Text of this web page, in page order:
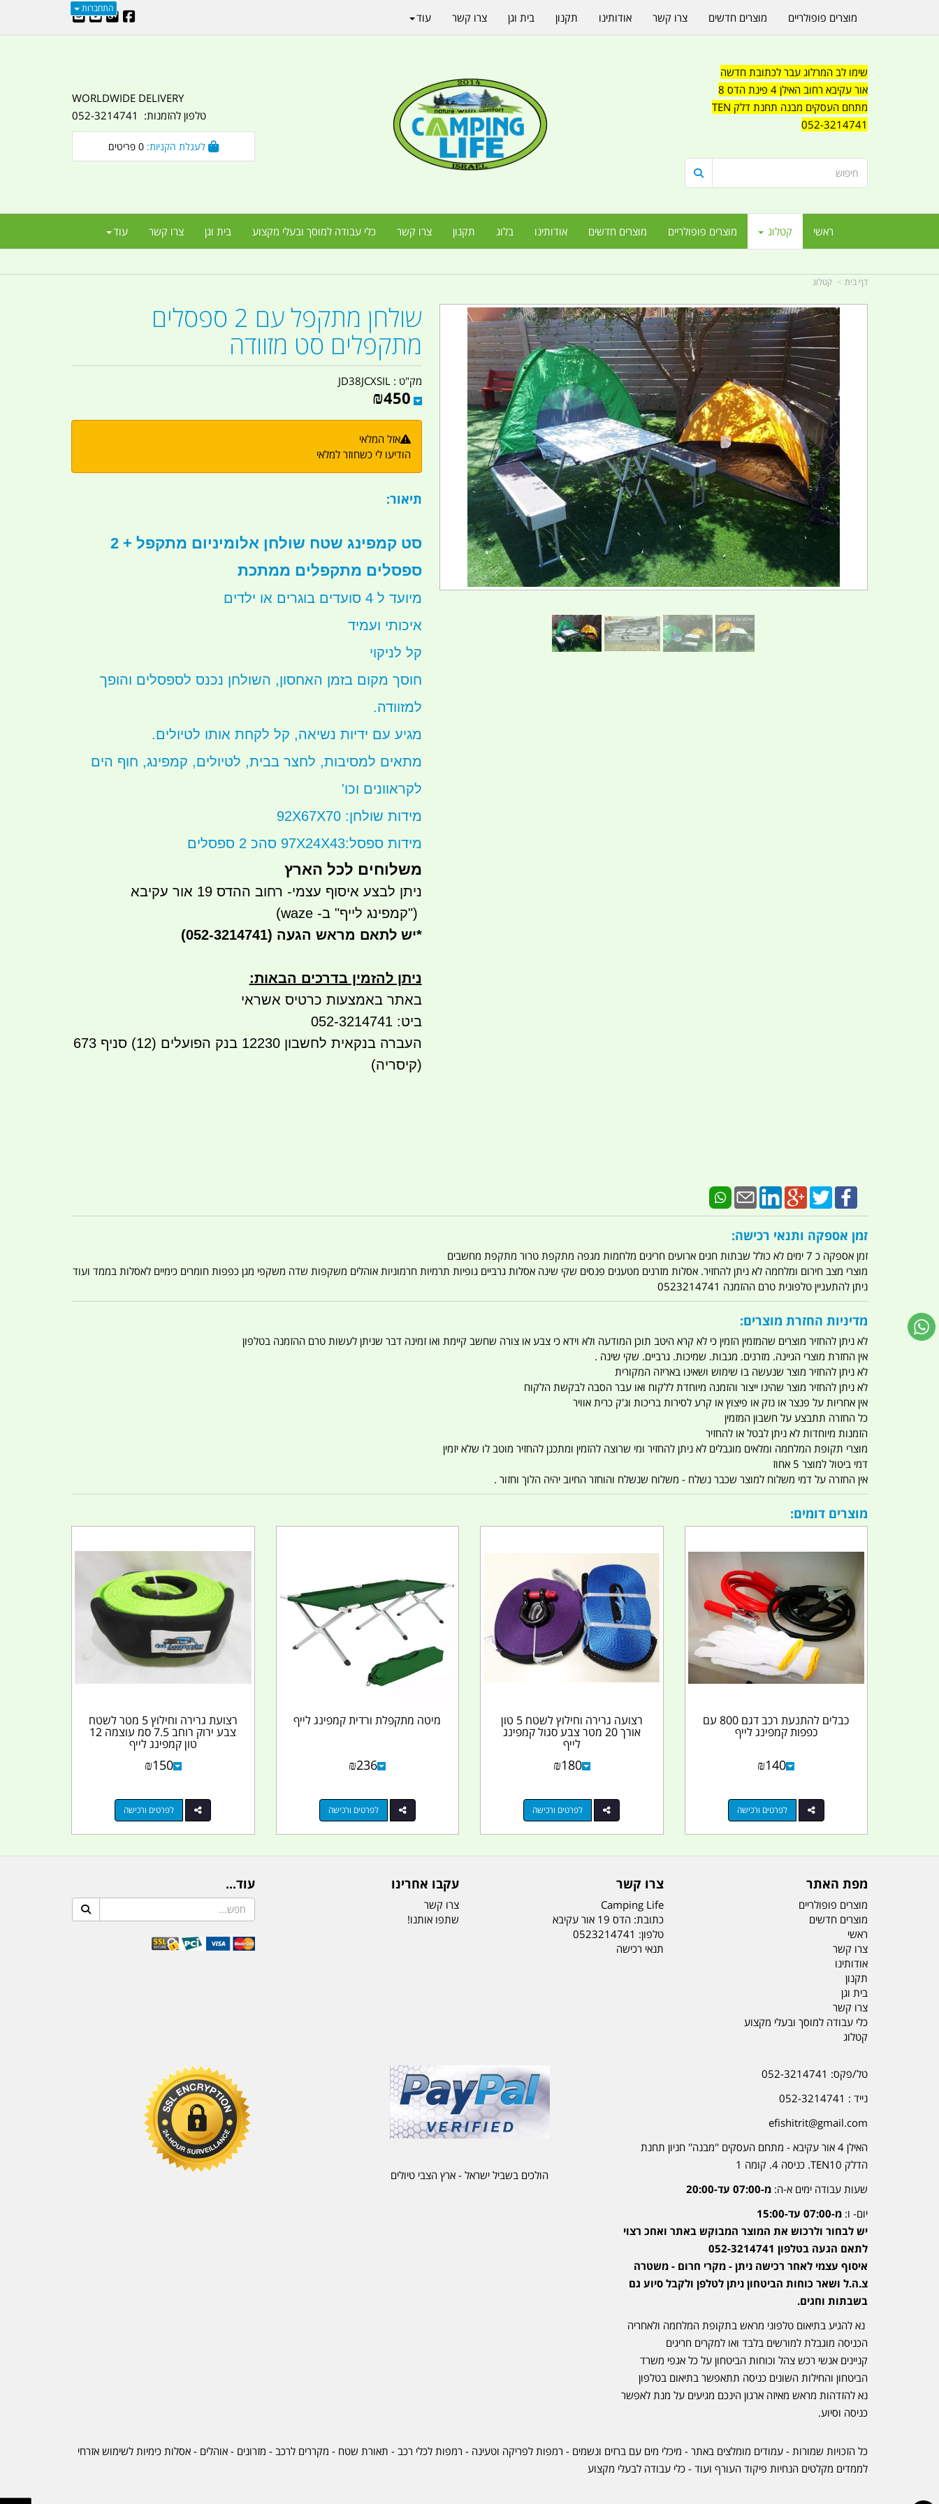
התחברות
שימו לב המרלוג עבר לכתובת חדשה
אור עקיבא רחוב האילן 4 פינת הדס 8
מתחם העסקים מבנה תחנת דלק TEN
052-3214741
WORLDWIDE DELIVERY
טלפון להזמנות: 052-3214741
0
ראשי קטלוג מוצרים פופולריים מוצרים חדשים אודותינו בלוג תקנון צרו קשר כלי עבודה למוסך ובעלי מקצוע בית וגן צרו קשר עוד
מוצרים פופולריים מוצרים חדשים צרו קשר אודותינו תקנון בית וגן צרו קשר עוד
דף בית קטלוג
שולחן מתקפל עם 2 ספסלים
מתקפלים סט מזוודה
מק"ט :JD38JCXSIL
₪450
אזל המלאי
הודיעו לי כשחוזר למלאי
תיאור:
סט קמפינג שטח שולחן אלומיניום מתקפל + 2
ספסלים מתקפלים ממתכת
מיועד ל 4 סועדים בוגרים או ילדים
איכותי ועמיד
קל לניקוי
חוסך מקום בזמן האחסון, השולחן נכנס לספסלים והופך
למזוודה.
מגיע עם ידיות נשיאה, קל לקחת אותו לטיולים.
מתאים למסיבות, לחצר בבית, לטיולים, קמפינג, חוף הים
לקראוונים וכו'
מידות שולחן: 92X67X70
מידות ספסל:97X24X43 סהכ 2 ספסלים
משלוחים לכל הארץ
ניתן לבצע איסוף עצמי- רחוב ההדס 19 אור עקיבא
")קמפינג לייף" ב- waze)
*יש לתאם מראש הגעה (052-3214741)
ניתן להזמין בדרכים הבאות:
באתר באמצעות כרטיס אשראי
ביט: 052-3214741
העברה בנקאית לחשבון 12230 בנק הפועלים (12) סניף 673
(קיסריה)
זמן אספקה ותנאי רכישה:
זמן אספקה כ 7 ימים לא כולל שבתות חגים ארועים חריגים מלחמות מגפה מתקפת טרור מתקפת מחשבים
מוצרי מצב חירום ומלחמה לא ניתן להחזיר. אסלות מזרנים מטענים פנסים שקי שינה אסלות גרביים גופיות תרמיות חרמוניות אוהלים משקפות שדה משקפי מגן כפפות חומרים כימיים לאסלות בממד ועוד
ניתן להתעניין טלפונית טרם ההזמנה 0523214741
מדיניות החזרת מוצרים:
לא ניתן להחזיר מוצרים שהמזמין הזמין כי לא קרא היטב תוכן המודעה ולא וידא כי צבע או צורה שחשב קיימת ואו זמינה דבר שניתן לעשות טרם ההזמנה בטלפון
אין החזרת מוצרי הגיינה. מזרנים. מגבות. שמיכות. גרביים. שקי שינה .
לא ניתן להחזיר מוצר שנעשה בו שימוש ושאינו באריזה המקורית
לא ניתן להחזיר מוצר שהינו ייצור והזמנה מיוחדת ללקוח ואו עבר הסבה לבקשת הלקוח
אין אחריות על פנצר או נזק או פיצוץ או קרע לסירות בריכות וג'ק כרית אוויר
כל החזרה תתבצע על חשבון המזמין
הזמנות מיוחדות לא ניתן לבטל או להחזיר
מוצרי תקופת המלחמה ומלאים מוגבלים לא ניתן להחזיר ומי שרוצה להזמין ומתכנן להחזיר מוטב לו שלא יזמין
דמי ביטול למוצר 5 אחוז
אין החזרה על דמי משלוח למוצר שכבר נשלח - משלוח שנשלח והוחזר החיוב יהיה הלוך וחזור .
מוצרים דומים:
כבלים להתנעת רכב דגם 800 עם
כפפות קמפינג לייף
₪140
לפרטים ורכישה
רצועה גרירה וחילוץ לשטח 5 טון
אורך 20 מטר צבע סגול קמפינג
לייף
₪180
לפרטים ורכישה
מיטה מתקפלת ורדית קמפינג לייף
₪236
לפרטים ורכישה
רצועת גרירה וחילוץ 5 מטר לשטח
צבע ירוק רוחב 7.5 סמ עוצמה 12
טון קמפינג לייף
₪150
לפרטים ורכישה
מפת האתר
מוצרים פופולריים
מוצרים חדשים
ראשי
צרו קשר
אודותינו
תקנון
בית וגן
צרו קשר
כלי עבודה למוסך ובעלי מקצוע
קטלוג
צרו קשר
Camping Life
כתובת: הדס 19 אור עקיבא
טלפון: 0523214741
תנאי רכישה
עקבו אחרינו
צרו קשר
שתפו אותנו!
עוד...
טל/פקס: 052-3214741
נייד : 052-3214741
efishitrit@gmail.com
האילן 4 אור עקיבא - מתחם העסקים ''מבנה'' חניון תחנת
הדלק TEN10. כניסה 4. קומה 1
שעות עבודה ימים א-ה: מ-07:00 עד-20:00
יום- ו: מ-07:00 עד-15:00
יש לבחור ולרכוש את המוצר המבוקש באתר ואחכ רצוי
לתאם הגעה בטלפון 052-3214741
איסוף עצמי לאחר רכישה ניתן - מקרי חרום - משטרה
צ.ה.ל ושאר כוחות הביטחון ניתן לטלפן ולקבל סיוע גם
בשבתות וחגים.
נא להגיע בתיאום טלפוני מראש בתקופת המלחמה ולאחריה
הכניסה מוגבלת למורשים בלבד ואו למקרים חריגים
קניינים אנשי רכש צהל וכוחות הביטחון על כל אגפי משרד
הביטחון והחילות השונים כניסה תתאפשר בתיאום בטלפון
נא להזדהות מראש מאיזה ארגון הינכם מגיעים על מנת לאפשר
כניסה וסיוע.
הולכים בשביל ישראל - ארץ הצבי טיולים
כל הזכויות שמורות - עמודים מומלצים באתר - מיכלי מים עם ברזים ונשמים - רמפות לפריקה וטעינה - רמפות לכלי רכב - תאורת שטח - מקררים לרכב - מזרונים - אוהלים - אסלות כימיות לשימוש אזרחי
לממדים מקלטים הנחיות פיקוד העורף ועוד - כלי עבודה לבעלי מקצוע